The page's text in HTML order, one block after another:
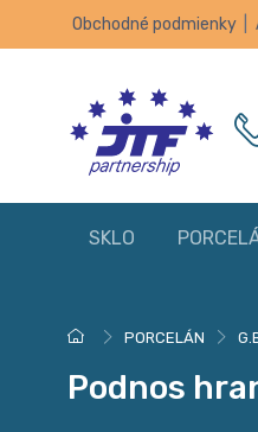
Obchodné podmienky
SKLO
PORCELÁN
Podnos